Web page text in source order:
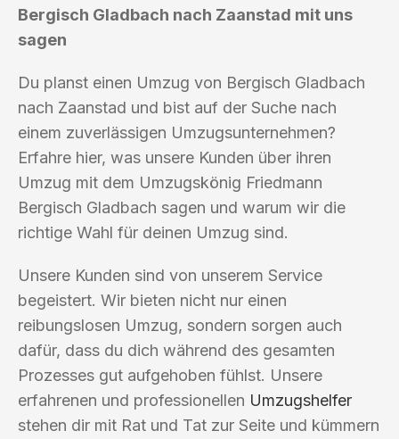
Bergisch Gladbach nach Zaanstad mit uns
sagen
Du planst einen Umzug von Bergisch Gladbach
nach Zaanstad und bist auf der Suche nach
einem zuverlässigen Umzugsunternehmen?
Erfahre hier, was unsere Kunden über ihren
Umzug mit dem Umzugskönig Friedmann
Bergisch Gladbach sagen und warum wir die
richtige Wahl für deinen Umzug sind.
Unsere Kunden sind von unserem Service
begeistert. Wir bieten nicht nur einen
reibungslosen Umzug, sondern sorgen auch
dafür, dass du dich während des gesamten
Prozesses gut aufgehoben fühlst. Unsere
erfahrenen und professionellen Umzugshelfer
stehen dir mit Rat und Tat zur Seite und kümmern